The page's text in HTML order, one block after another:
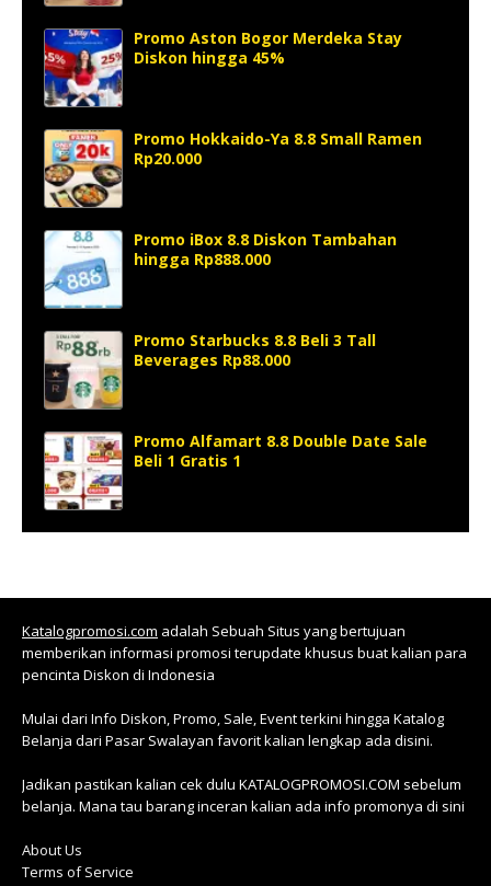
Promo Aston Bogor Merdeka Stay
Diskon hingga 45%
Promo Hokkaido-Ya 8.8 Small Ramen
Rp20.000
Promo iBox 8.8 Diskon Tambahan
hingga Rp888.000
Promo Starbucks 8.8 Beli 3 Tall
Beverages Rp88.000
Promo Alfamart 8.8 Double Date Sale
Beli 1 Gratis 1
Katalogpromosi.com adalah Sebuah Situs yang bertujuan
memberikan informasi promosi terupdate khusus buat kalian para
pencinta Diskon di Indonesia
Mulai dari Info Diskon, Promo, Sale, Event terkini hingga Katalog
Belanja dari Pasar Swalayan favorit kalian lengkap ada disini.
Jadikan pastikan kalian cek dulu KATALOGPROMOSI.COM sebelum
belanja. Mana tau barang inceran kalian ada info promonya di sini
About Us
Terms of Service